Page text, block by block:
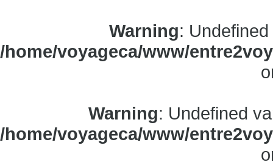
Warning:
/home/voyageca/www/
Warning: Undefined
/home/voyageca/www/